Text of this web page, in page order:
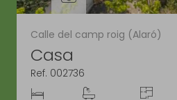
Calle del camp roig (Alaró)
Casa
Ref. 002736